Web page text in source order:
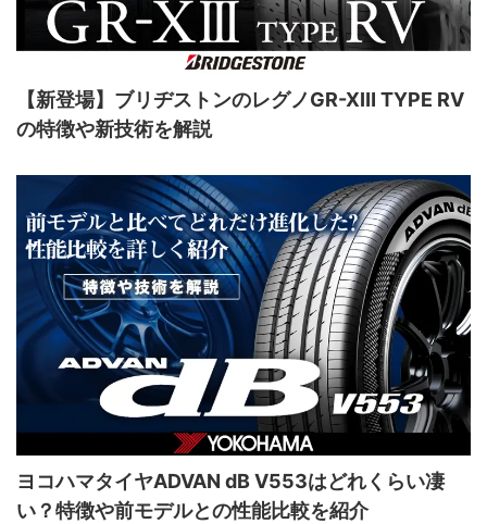
【新登場】ブリヂストンのレグノGR-XⅢ TYPE RV
の特徴や新技術を解説
ヨコハマタイヤADVAN dB V553はどれくらい凄
い？特徴や前モデルとの性能比較を紹介